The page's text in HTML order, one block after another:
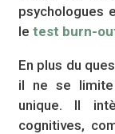
psychologues
le test burn-
En plus du
il ne se limite
unique. Il
cognitives,